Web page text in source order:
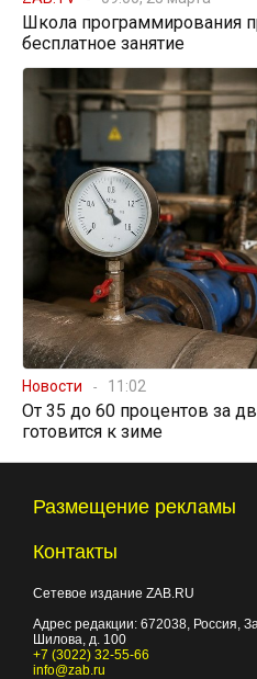
Школа программирования
бесплатное занятие
Новости 11:02
От 35 до 60 процентов за
готовится к зиме
Размещение рекламы
Контакты
Сетевое издание ZAB.RU
Адрес редакции: 672038 , Россия,
Шилова, д. 100
+7 (3022) 32-55-66
info@zab.ru